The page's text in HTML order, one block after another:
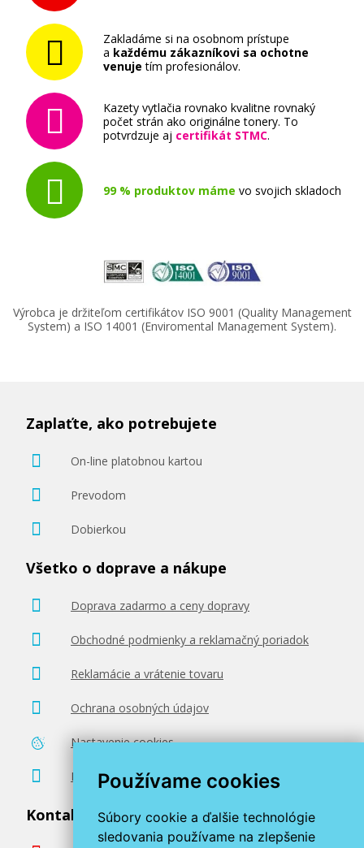
Používame cookies
Súbory cookie a ďalšie technológie
sledovania používame na zlepšenie
Zakladáme si na osobnom prístupe
a každému zákazníkovi sa ochotne
venuje tím profesionálov.
Kazety vytlačia rovnako kvalitne rovnaký
počet strán ako originálne tonery. To
potvrdzuje aj certifikát STMC.
99 % produktov máme vo svojich skladoch
Výrobca je držiteľom certifikátov ISO 9001 (Quality Management
System) a ISO 14001 (Enviromental Management System).
Zaplaťte, ako potrebujete
On-line platobnou kartou
Prevodom
Dobierkou
Všetko o doprave a nákupe
Doprava zadarmo a ceny dopravy
Obchodné podmienky a reklamačný poriadok
Reklamácie a vrátenie tovaru
Ochrana osobných údajov
Nastavenie cookies
Poradenstvo zadarmo
Kontaktujte nás